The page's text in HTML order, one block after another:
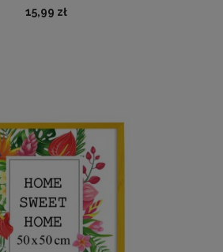
z nadrukiem, reprodukcja w
30x40 cm- Jesień
15,99 zł